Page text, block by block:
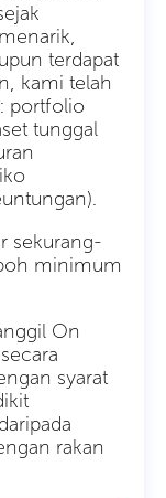
terdapat
kami telah
portfolio
tunggal
sekurang-
minimum
On
syarat
rakan